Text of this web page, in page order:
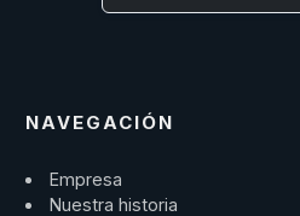
NAVEGACIÓN
Empresa
Nuestra historia